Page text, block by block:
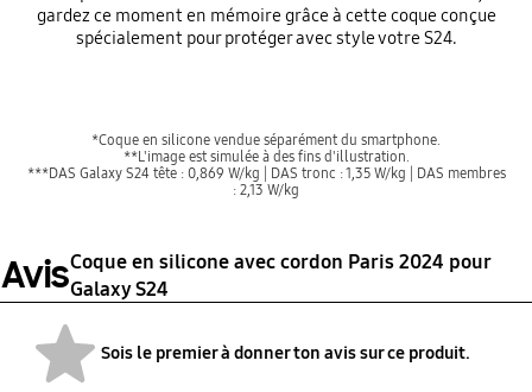
gardez ce moment en mémoire grâce à cette coque conçue
spécialement pour protéger avec style votre S24.
*Coque en silicone vendue séparément du smartphone.
**L'image est simulée à des fins d'illustration.
***DAS Galaxy S24 tête : 0,869 W/kg | DAS tronc : 1,35 W/kg | DAS membres
: 2,13 W/kg
AvisCoque en silicone avec cordon Paris 2024 pour
Galaxy S24
Sois le premier à donner ton avis sur ce produit.